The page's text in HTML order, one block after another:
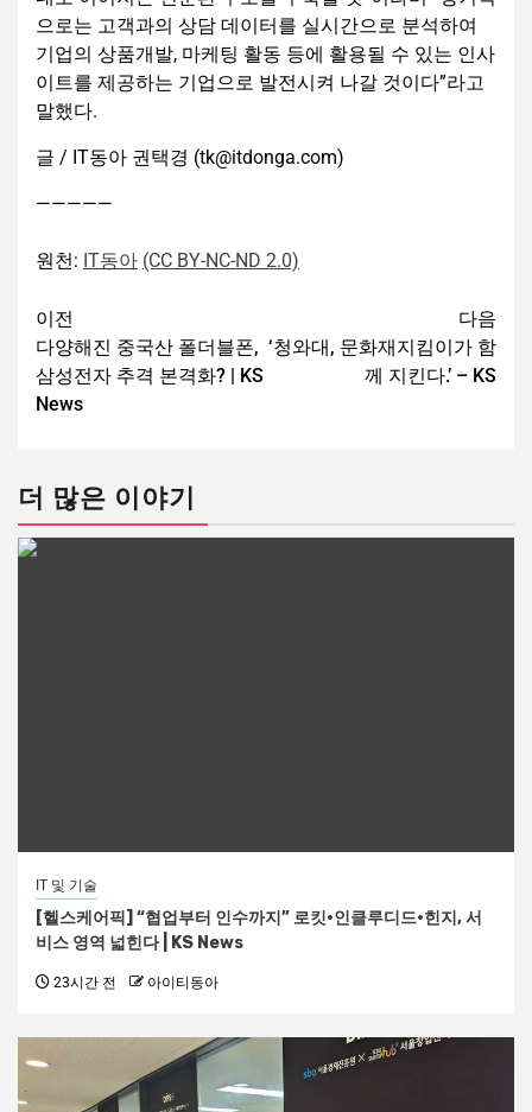
으로는 고객과의 상담 데이터를 실시간으로 분석하여
기업의 상품개발, 마케팅 활동 등에 활용될 수 있는 인사
이트를 제공하는 기업으로 발전시켜 나갈 것이다”라고
말했다.
글 / IT동아 권택경 (tk@itdonga.com)
—————
원천: IT동아 (CC BY-NC-ND 2.0)
이전
다양해진 중국산 폴더블폰,
삼성전자 추격 본격화? | KS
News
다음
‘청와대, 문화재지킴이가 함
께 지킨다.’ – KS
더 많은 이야기
IT 및 기술
[헬스케어픽] “협업부터 인수까지” 로킷·인클루디드·힌지, 서
비스 영역 넓힌다 | KS News
23시간 전 아이티동아